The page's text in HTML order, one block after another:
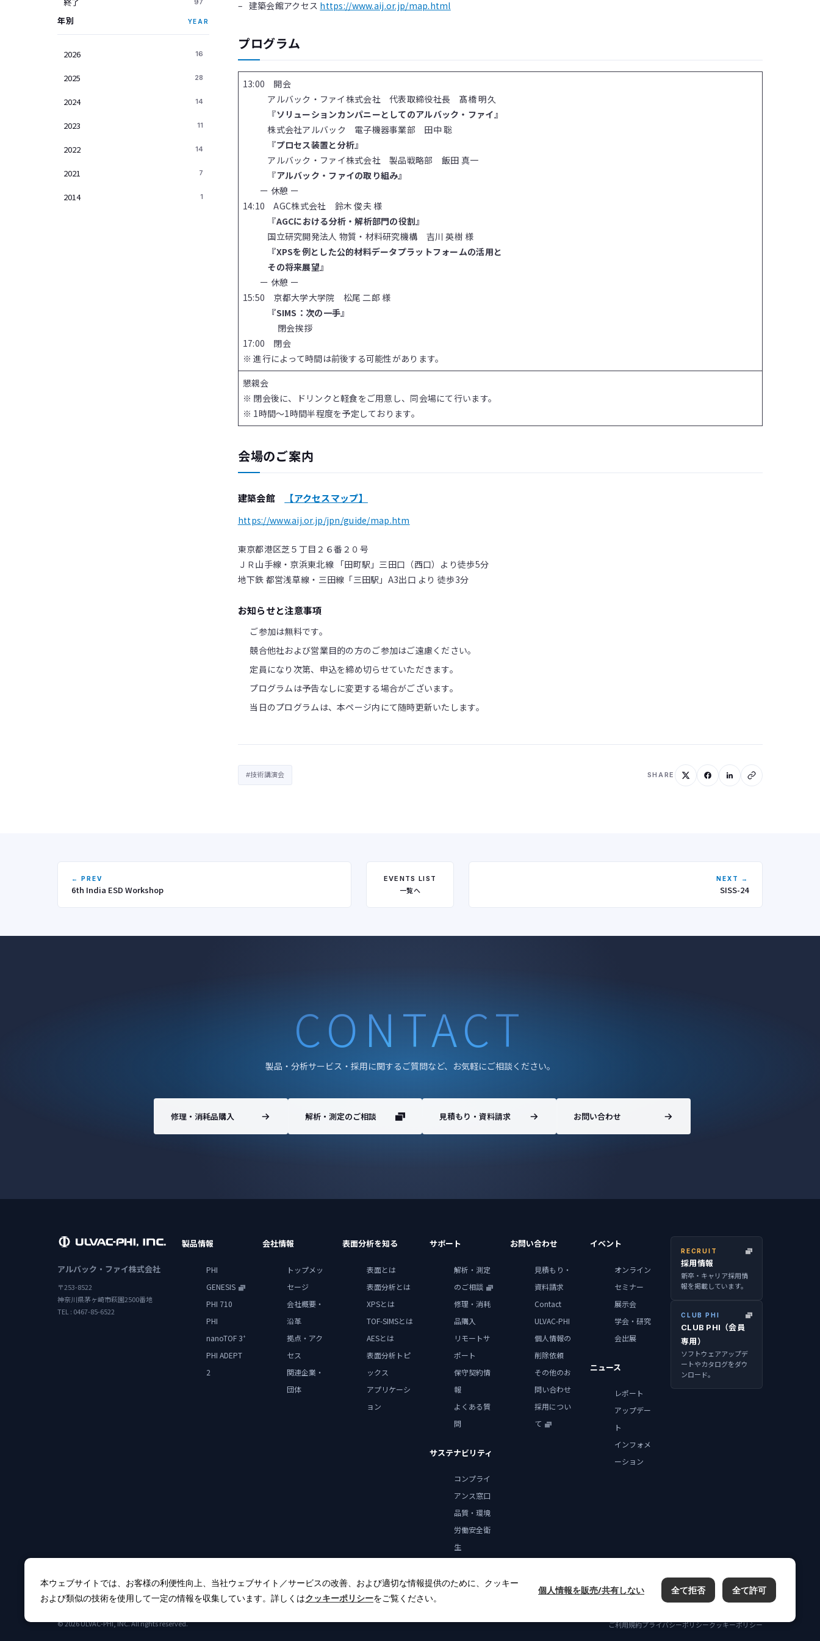
97
年別 YEAR
2026 16
2025 28
2024 14
2023 11
2022 14
2021 7
2014 1
– 建築会館アクセス https://www.aij.or.jp/map.html
プログラム
13:00 開会
アルバック・ファイ株式会社 代表取締役社長 髙橋 明久
『ソリューションカンパニーとしてのアルバック・ファイ』
株式会社アルバック 電子機器事業部 田中 聡
『プロセス装置と分析』
アルバック・ファイ株式会社 製品戦略部 飯田 真一
『アルバック・ファイの取り組み』
ー 休憩 ー
14:10 AGC株式会社 鈴木 俊夫 様
『AGCにおける分析・解析部門の役割』
国立研究開発法人 物質・材料研究機構 吉川 英樹 様
『XPSを例とした公的材料データプラットフォームの活用と
その将来展望』
ー 休憩 ー
15:50 京都大学大学院 松尾 二郎 様
『SIMS：次の一手』
閉会挨拶
17:00 閉会
※ 進行によって時間は前後する可能性があります。
懇親会
※ 閉会後に、ドリンクと軽食をご用意し、同会場にて行います。
※ 1時間～1時間半程度を予定しております。
会場のご案内
建築会館 【アクセスマップ】
https://www.aij.or.jp/jpn/guide/map.htm
東京都港区芝５丁目２６番２０号
ＪＲ山手線・京浜東北線 「田町駅」三田口（西口）より徒歩5分
地下鉄 都営浅草線・三田線「三田駅」A3出口 より 徒歩3分
お知らせと注意事項
ご参加は無料です。
競合他社および営業目的の方のご参加はご遠慮ください。
定員になり次第、申込を締め切らせていただきます。
プログラムは予告なしに変更する場合がございます。
当日のプログラムは、本ページ内にて随時更新いたします。
#技術講演会 SHARE
← PREV
6th India ESD Workshop
EVENTS LIST
一覧へ
NEXT →
SISS-24
CONTACT
製品・分析サービス・採用に関するご質問など、お気軽にご相談ください。
修理・消耗品購入 解析・測定のご相談 見積もり・資料請求 お問い合わせ
アルバック・ファイ株式会社
〒253-8522
神奈川県茅ヶ崎市萩園2500番地
TEL : 0467-85-6522
製品情報
PHI
GENESIS
PHI 710
PHI
nanoTOF 3+
PHI ADEPT
2
会社情報
トップメッ
セージ
会社概要・
沿革
拠点・アク
セス
関連企業・
団体
表面分析を知る
表面とは
表面分析とは
XPSとは
TOF-SIMSとは
AESとは
表面分析トピ
ックス
アプリケーシ
ョン
サポート
解析・測定
のご相談
修理・消耗
品購入
リモートサ
ポート
保守契約情
報
よくある質
問
サステナビリティ
コンプライ
アンス窓口
品質・環境
労働安全衛
生
お問い合わせ
見積もり・
資料請求
Contact
ULVAC-PHI
個人情報の
削除依頼
その他のお
問い合わせ
採用につい
て
イベント
オンライン
セミナー
展示会
学会・研究
会出展
ニュース
レポート
アップデー
ト
インフォメ
ーション
RECRUIT
採用情報
新卒・キャリア採用情
報を掲載しています。
CLUB PHI
CLUB PHI（会員
専用）
ソフトウェアアップデ
ートやカタログをダウ
ンロード。
© 2026 ULVAC-PHI, INC. All rights reserved. ご利用規約プライバシーポリシークッキーポリシー
本ウェブサイトでは、お客様の利便性向上、当社ウェブサイト／サービスの改善、および適切な情報提供のために、クッキー
および類似の技術を使用して一定の情報を収集しています。詳しくはクッキーポリシーをご覧ください。
個人情報を販売/共有しない 全て拒否 全て許可